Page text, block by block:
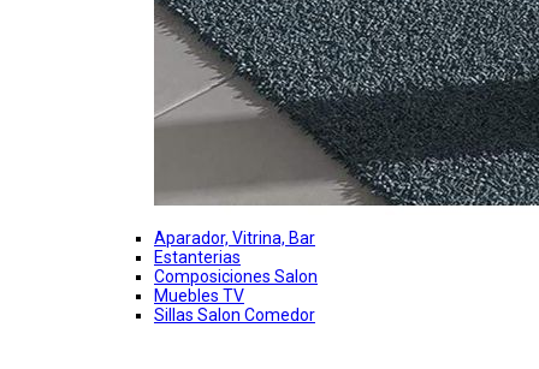
Aparador, Vitrina, Bar
Estanterias
Composiciones Salon
Muebles TV
Sillas Salon Comedor